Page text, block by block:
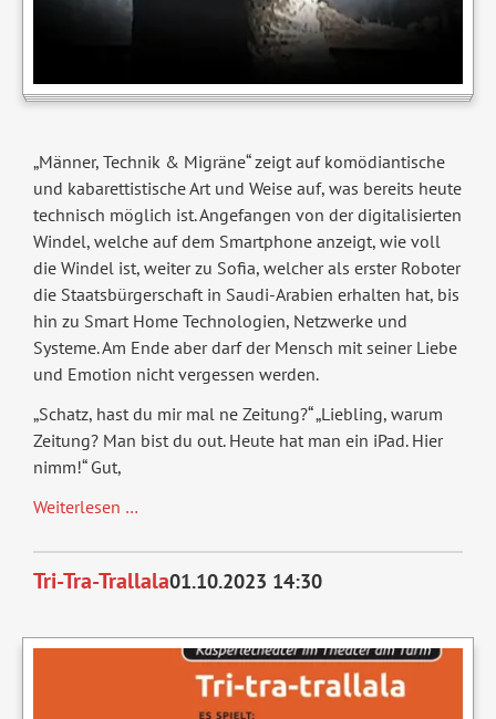
„Männer, Technik & Migräne“ zeigt auf komödiantische
und kabarettistische Art und Weise auf, was bereits heute
technisch möglich ist. Angefangen von der digitalisierten
Windel, welche auf dem Smartphone anzeigt, wie voll
die Windel ist, weiter zu Sofia, welcher als erster Roboter
die Staatsbürgerschaft in Saudi-Arabien erhalten hat, bis
hin zu Smart Home Technologien, Netzwerke und
Systeme. Am Ende aber darf der Mensch mit seiner Liebe
und Emotion nicht vergessen werden.
„Schatz, hast du mir mal ne Zeitung?“ „Liebling, warum
Zeitung? Man bist du out. Heute hat man ein iPad. Hier
nimm!“ Gut,
Weiterlesen …abgesagt:
Technik
&
Tri-Tra-Trallala01.10.2023 14:30